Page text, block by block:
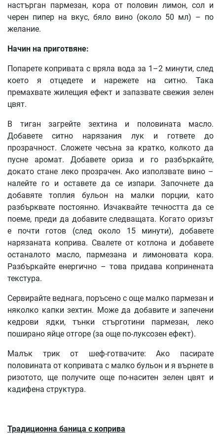
настърган пармезан, кора от половин лимон, сол и
черен пипер на вкус, бяло вино (около 50 мл) – по
желание.
Начин на приготвяне:
Попарете копривата с вряла вода за 1–2 минути, след
което я отцедете и нарежете на ситно. Така
премахвате жилещия ефект и запазвате свежия зелен
цвят.
В тиган загрейте зехтина и половината масло.
Добавете ситно нарязания лук и гответе до
прозрачност. Сложете чесъна за кратко, колкото да
пусне аромат. Добавете ориза и го разбъркайте,
докато стане леко прозрачен. Ако използвате вино –
налейте го и оставете да се изпари. Започнете да
добавяте топлия бульон на малки порции, като
разбърквате постоянно. Изчаквайте течността да се
поеме, преди да добавите следващата. Когато оризът
е почти готов (след около 15 минути), добавете
нарязаната коприва. Свалете от котлона и добавете
останалото масло, пармезана и лимоновата кора.
Разбъркайте енергично – това придава копринената
текстура.
Сервирайте веднага, поръсено с още малко пармезан и
няколко капки зехтин. Може да добавите и запечени
кедрови ядки, тънки стърготини пармезан, леко
поширано яйце отгоре (за още по-луксозен ефект).
Малък трик от шеф-готвачите: Ако пасирате
половината от копривата с малко бульон и я върнете в
ризотото, ще получите още по-наситен зелен цвят и
кадифена структура.
Традиционна баница с коприва